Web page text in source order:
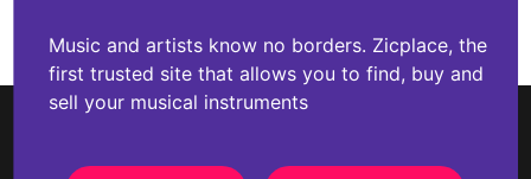
Music and artists know no borders. Zicplace, the
first trusted site that allows you to find, buy and
sell your musical instruments